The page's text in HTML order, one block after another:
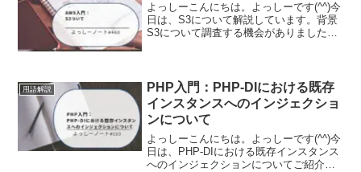
よっしーこんにちは。よっしーです(^^)今
日は、S3について解説しています。背景
S3について調査する機会がありましたの
用語解説
PHP入門：PHP-DIにおける既存
インスタンスへのインジェクショ
ンについて
よっしーこんにちは。よっしーです(^^)今
日は、PHP-DIにおける既存インスタンス
へのインジェクションについてご紹介し